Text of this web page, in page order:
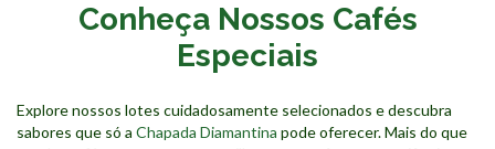
Conheça Nossos Cafés
Especiais
Explore nossos lotes cuidadosamente selecionados e descubra
sabores que só a Chapada Diamantina pode oferecer. Mais do que